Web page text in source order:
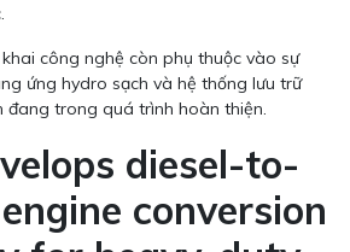
công nghệ còn phụ thuộc vào sự
ứng hydro sạch và hệ thống lưu trữ
đang trong quá trình hoàn thiện.
diesel-to-
conversion